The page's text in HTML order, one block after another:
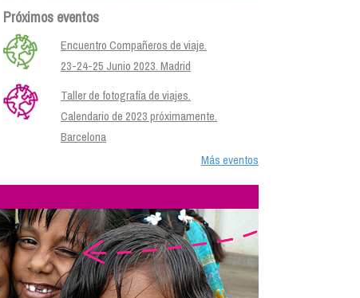
Próximos eventos
Encuentro Compañeros de viaje.
23-24-25 Junio 2023. Madrid
Taller de fotografía de viajes.
Calendario de 2023 próximamente.
Barcelona
Más eventos